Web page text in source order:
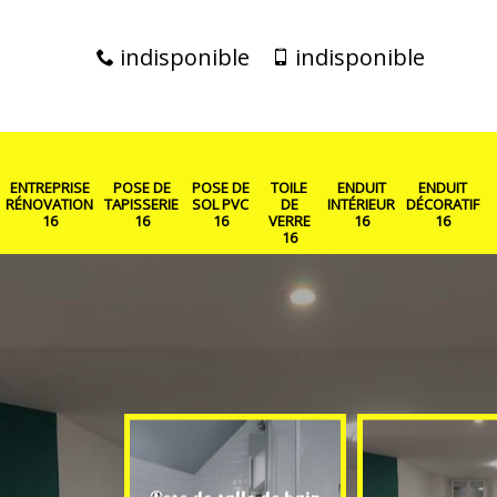
indisponible indisponible
ENTREPRISE
RÉNOVATION
16
POSE DE
TAPISSERIE
16
POSE DE
SOL PVC
16
TOILE
DE
VERRE
16
ENDUIT
INTÉRIEUR
16
ENDUIT
DÉCORATIF
16